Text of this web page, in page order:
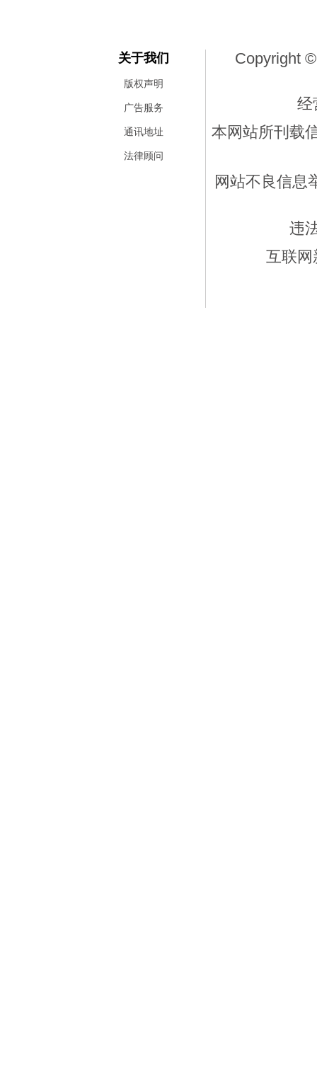
关于我们
版权声明
广告服务
通讯地址
法律顾问
Copyright
经
本网站所刊载
网站不良信息
违
互联网